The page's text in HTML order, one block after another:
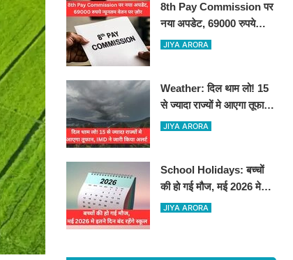
8th Pay Commission पर
नया अपडेट, 69000 रुपये
न्यूनतम वेतन पर ज़ोर
JIYA ARORA
Weather: दिल थाम लो! 15
से ज्यादा राज्यों मे आएगा तूफान,
IMD ने जारी किया अलर्ट
JIYA ARORA
School Holidays: बच्चों
की हो गई मौज, मई 2026 मे
इतने दिन बंद रहेंगे स्कूल
JIYA ARORA